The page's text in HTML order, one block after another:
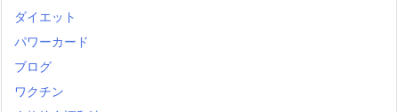
ダイエット
パワーカード
ブログ
ワクチン